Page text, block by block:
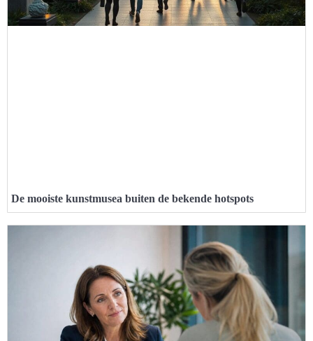
De mooiste kunstmusea buiten de bekende hotspots